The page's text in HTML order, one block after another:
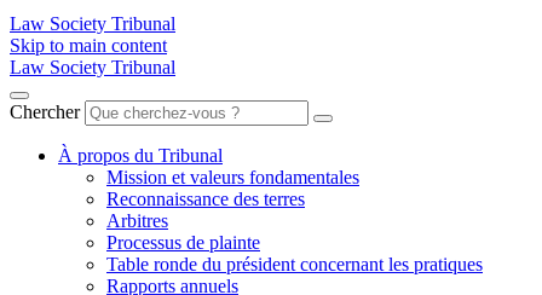
Law Society Tribunal
Skip to main content
Law Society Tribunal
Chercher
À propos du Tribunal
Mission et valeurs fondamentales
Reconnaissance des terres
Arbitres
Processus de plainte
Table ronde du président concernant les pratiques
Rapports annuels